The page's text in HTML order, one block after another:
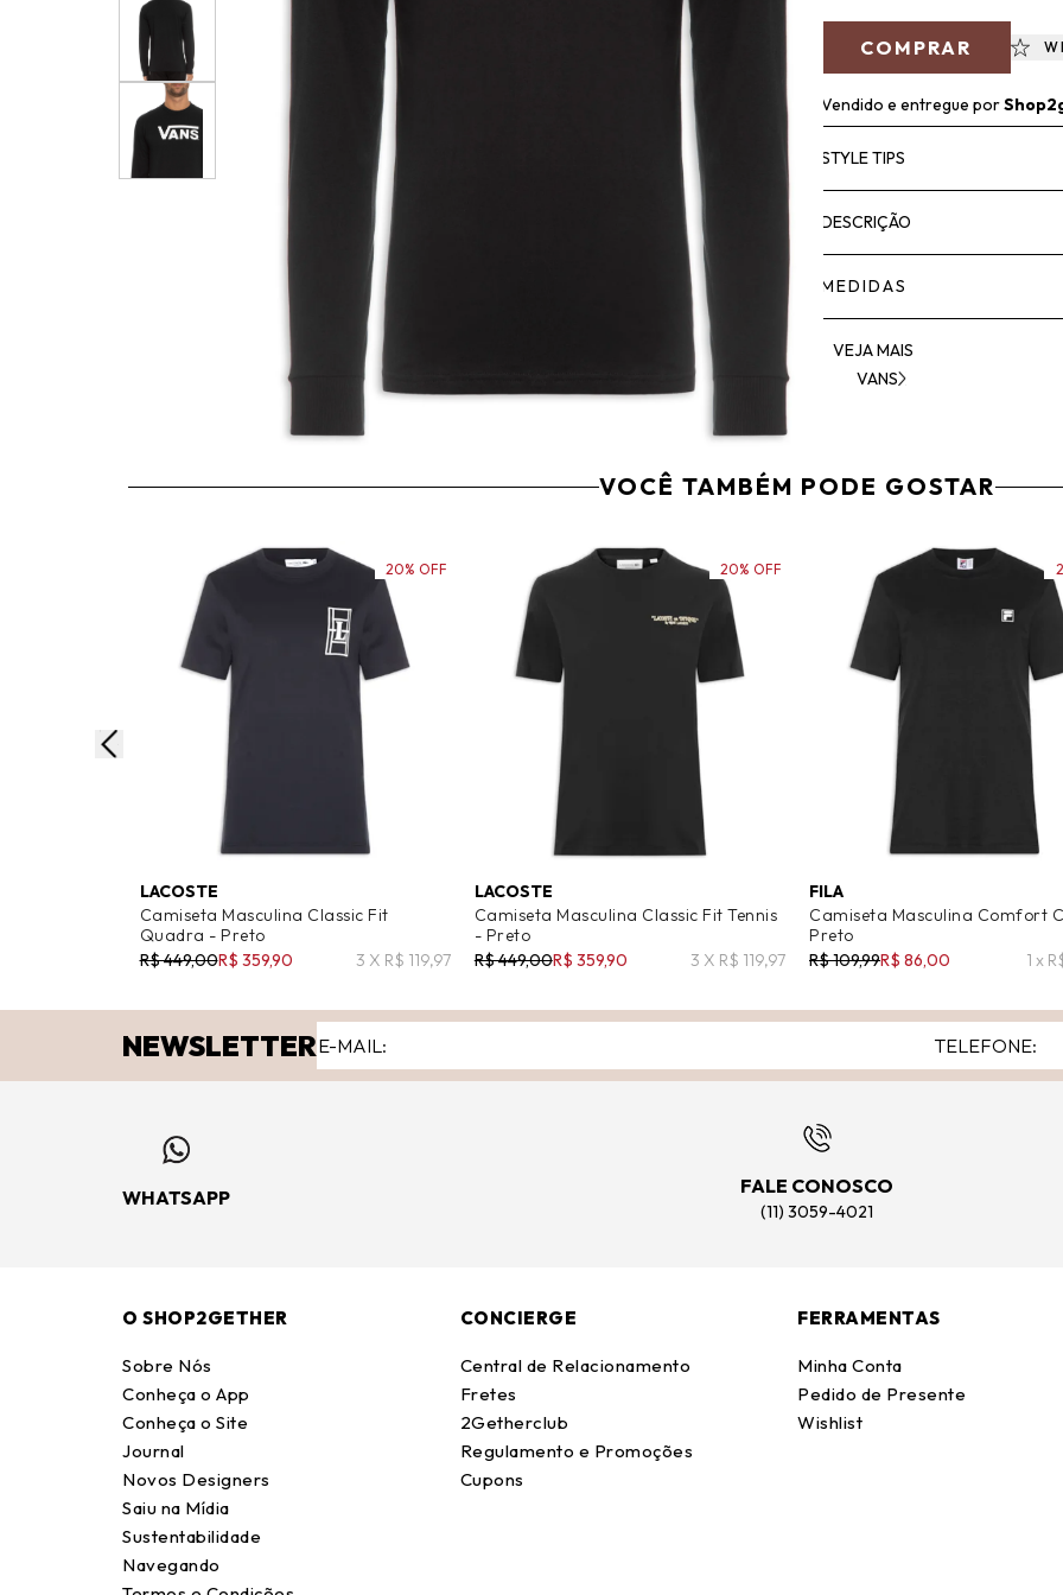
COMPRAR
Vendido e entregue por
STYLE TIPS
DESCRIÇÃO
MEDIDAS
VEJA MAIS
VANS
VOCÊ TAMBÉM PODE GOSTAR
LACOSTE
Camiseta Masculina Classic Fit
Quadra - Preto
R$ 449,00R$ 359,90 3 X R$ 119,97
20% OFF
LACOSTE
Camiseta Masculina Classic Fit Tennis
- Preto
R$ 449,00R$ 359,90 3 X R$ 119,97
20% OFF
FILA
Camiseta Masculina Comfort
Preto
R$ 109,99R$ 86,00 1 x
NEWSLETTER
WHATSAPP
FALE CONOSCO
(11) 3059-4021
O SHOP2GETHER
Sobre Nós
Conheça o App
Conheça o Site
Journal
Novos Designers
Saiu na Mídia
Sustentabilidade
Navegando
CONCIERGE
Central de Relacionamento
Fretes
2Getherclub
Regulamento e Promoções
Cupons
FERRAMENTAS
Minha Conta
Pedido de Presente
Wishlist